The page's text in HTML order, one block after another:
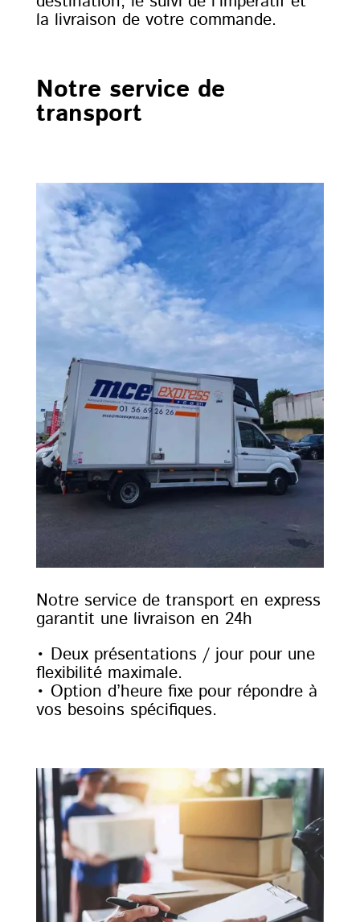
la livraison de votre commande.
Notre service de
transport
Notre service de transport en express
garantit une livraison en 24h
• Deux présentations / jour pour une
flexibilité maximale.
• Option d’heure fixe pour répondre à
vos besoins spécifiques.